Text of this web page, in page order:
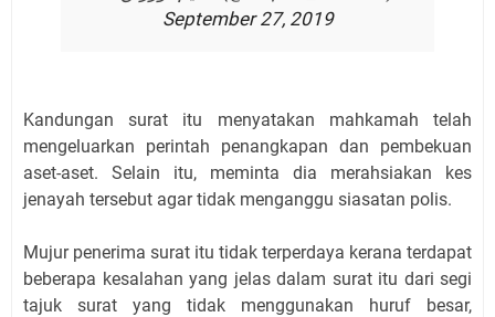
September 27, 2019
Kandungan surat itu menyatakan mahkamah telah
mengeluarkan perintah penangkapan dan pembekuan
aset-aset. Selain itu, meminta dia merahsiakan kes
jenayah tersebut agar tidak menganggu siasatan polis.
Mujur penerima surat itu tidak terperdaya kerana terdapat
beberapa kesalahan yang jelas dalam surat itu dari segi
tajuk surat yang tidak menggunakan huruf besar,